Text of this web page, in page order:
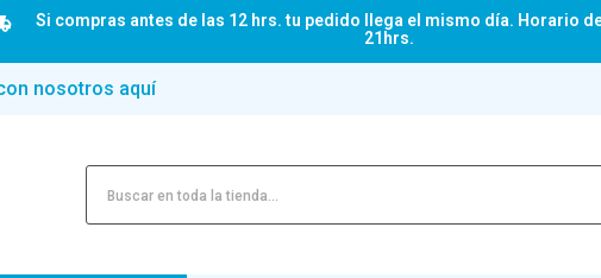
Si compras antes de las 12 hrs. tu pedido llega el mismo día. Horario
21hrs.
nosotros aquí